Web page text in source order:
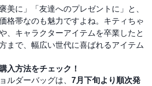
美に」「友達へのプレゼントに」と、
格帯なのも魅力ですよね。キティちゃ
、キャラクターアイテムを卒業したと
まで、幅広い世代に喜ばれるアイテム
入方法をチェック！
ルダーバッグは、 7月下旬より順次発